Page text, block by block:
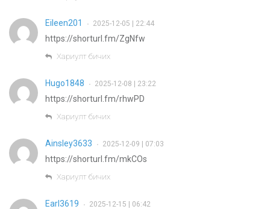
Eileen201 • 2025-12-05 | 22:44
https://shorturl.fm/ZgNfw
Хариулт бичих
Hugo1848 • 2025-12-08 | 23:22
https://shorturl.fm/rhwPD
Хариулт бичих
Ainsley3633 • 2025-12-09 | 07:03
https://shorturl.fm/mkCOs
Хариулт бичих
Earl3619 • 2025-12-15 | 06:42